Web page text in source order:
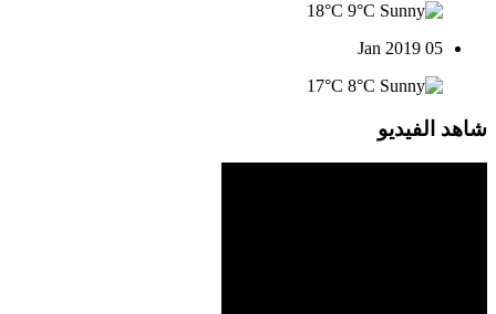
18°C 9°C
05 Jan 2019
17°C 8°C
شاهد الفيديو